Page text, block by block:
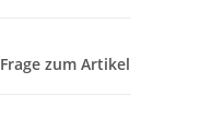
Frage zum Artikel